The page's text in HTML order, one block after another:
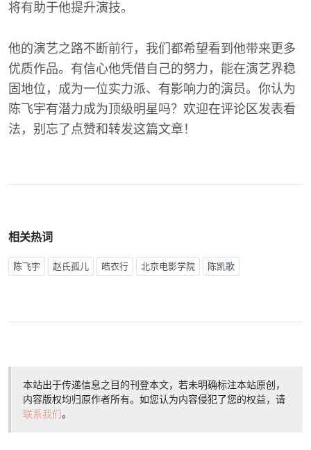
将有助于他提升演技。
他的演艺之路不断前行，我们都希望看到他带来更多
优质作品。有信心他凭借自己的努力，能在演艺界稳
固地位，成为一位实力派、有影响力的演员。你认为
陈飞宇有潜力成为顶级明星吗？欢迎在评论区发表看
法，别忘了点赞和转发这篇文章！
相关热词
陈飞宇 赵氏孤儿 皓衣行 北京电影学院 陈凯歌
本站出于传递信息之目的刊登本文，若未明确标注本站原创，
内容版权均归原作者所有。如您认为内容侵犯了您的权益，请
联系我们。